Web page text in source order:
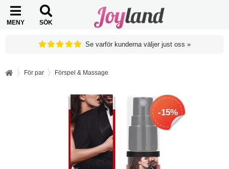
MENY SÖK
Se varför kunderna väljer just oss »
För par Förspel & Massage
-15%